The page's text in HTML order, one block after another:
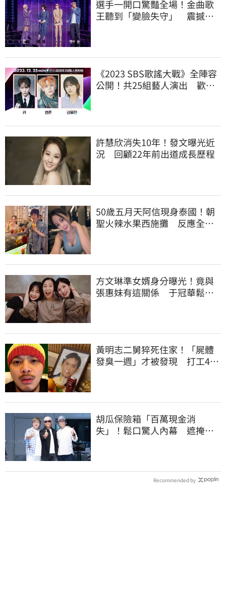
選手一開口驚豔全場！金曲歌
王聽到「變臉失守」 震撼畫
《2023 SBS歌謠大戰》全陣容
公開！共25組藝人演出 歡慶
許慧欣消失10年！發文曝光近
況 回顧22年前出道成長歷程
50歲五月天阿信現身泰國！朝
聖火辣水果西施攤 反應全曝
方文琳準女婿身分曝光！竟與
張惠妹有這關係 于冠華鬆口
黃明志二舅猝死住家！「屍體
發臭一週」才被發現 打工40
胡瓜保險箱「百萬現金消
失」！鬆口驚人內幕 遮掩滅
Recommended by